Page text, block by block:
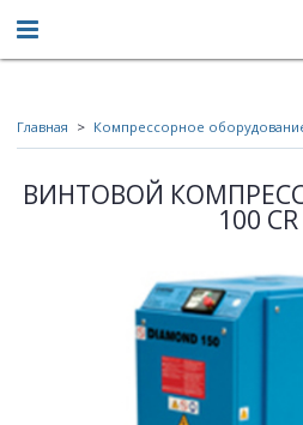
Главная Компрессорное
ВИНТОВОЙ
100